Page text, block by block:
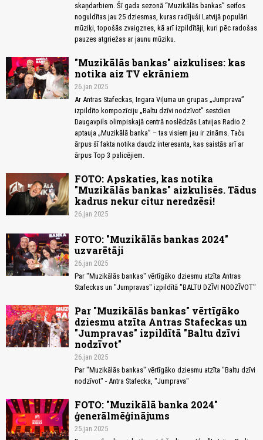
skaņdarbiem. Šī gada sezonā “Muzikālās bankas” seifos
noguldītas jau 25 dziesmas, kuras radījuši Latvijā populāri
mūziķi, topošās zvaigznes, kā arī izpildītāji, kuri pēc radošas
pauzes atgriežas ar jaunu mūziku.
"Muzikālās bankas" aizkulises: kas
notika aiz TV ekrāniem
26.jan 2025
Ar Antras Stafeckas, Ingara Viļuma un grupas „Jumprava”
izpildīto kompozīciju „Baltu dzīvi nodzīvot” sestdien
Daugavpils olimpiskajā centrā noslēdzās Latvijas Radio 2
aptauja „Muzikālā banka” – tas visiem jau ir zināms. Taču
ārpus šī fakta notika daudz interesanta, kas saistās arī ar
ārpus Top 3 palicējiem.
FOTO: Apskaties, kas notika
"Muzikālās bankas" aizkulisēs. Tādus
kadrus nekur citur neredzēsi!
26.jan 2025
FOTO: "Muzikālās bankas 2024"
uzvarētāji
26.jan 2025
Par "Muzikālās bankas" vērtīgāko dziesmu atzīta Antras
Stafeckas un "Jumpravas" izpildītā "BALTU DZĪVI NODZĪVOT"
Par "Muzikālās bankas" vērtīgāko
dziesmu atzīta Antras Stafeckas un
"Jumpravas" izpildītā "Baltu dzīvi
nodzīvot"
26.jan 2025
Par "Muzikālās bankas" vērtīgāko dziesmu atzīta "Baltu dzīvi
nodzīvot" - Antra Stafecka, "Jumprava"
FOTO: "Muzikālā banka 2024"
ģenerālmēģinājums
25.jan 2025